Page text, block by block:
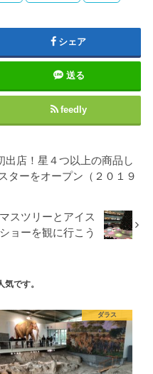
シェア
送る
feedly
出店！星４つ以上の商品し
ターをオープン（２０１９
スツリーとアイス
ョーを観に行こう
気です。
ダラス